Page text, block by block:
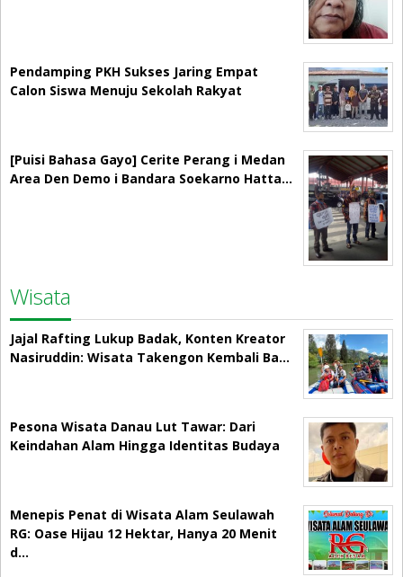
Pendamping PKH Sukses Jaring Empat
Calon Siswa Menuju Sekolah Rakyat
[Puisi Bahasa Gayo] Cerite Perang i Medan
Area Den Demo i Bandara Soekarno Hatta…
Wisata
Jajal Rafting Lukup Badak, Konten Kreator
Nasiruddin: Wisata Takengon Kembali Ba…
Pesona Wisata Danau Lut Tawar: Dari
Keindahan Alam Hingga Identitas Budaya
Menepis Penat di Wisata Alam Seulawah
RG: Oase Hijau 12 Hektar, Hanya 20 Menit
d…